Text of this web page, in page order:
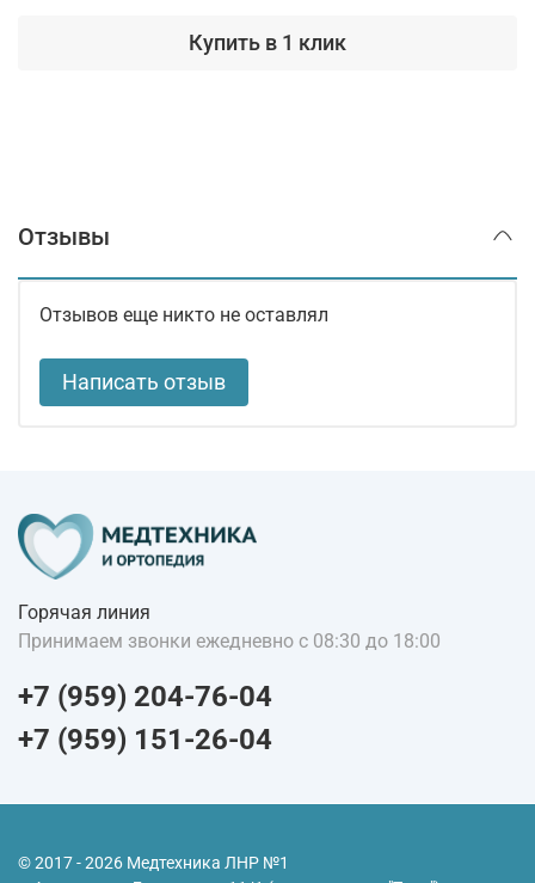
Купить в 1 клик
Отзывы
Отзывов еще никто не оставлял
Написать отзыв
Горячая линия
Принимаем звонки ежедневно с 08:30 до 18:00
+7 (959) 204-76-04
+7 (959) 151-26-04
© 2017 - 2026 Медтехника ЛНР №1